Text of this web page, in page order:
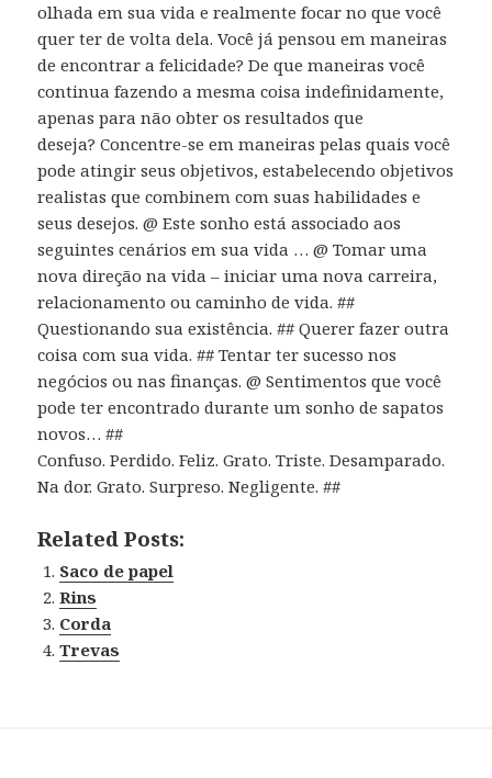
olhada em sua vida e realmente focar no que você
quer ter de volta dela. Você já pensou em maneiras
de encontrar a felicidade? De que maneiras você
continua fazendo a mesma coisa indefinidamente,
apenas para não obter os resultados que
deseja? Concentre-se em maneiras pelas quais você
pode atingir seus objetivos, estabelecendo objetivos
realistas que combinem com suas habilidades e
seus desejos. @ Este sonho está associado aos
seguintes cenários em sua vida … @ Tomar uma
nova direção na vida – iniciar uma nova carreira,
relacionamento ou caminho de vida. ##
Questionando sua existência. ## Querer fazer outra
coisa com sua vida. ## Tentar ter sucesso nos
negócios ou nas finanças. @ Sentimentos que você
pode ter encontrado durante um sonho de sapatos
novos… ##
Confuso. Perdido. Feliz. Grato. Triste. Desamparado.
Na dor. Grato. Surpreso. Negligente. ##
Related Posts:
Saco de papel
Rins
Corda
Trevas